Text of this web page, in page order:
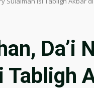
Da’i
Tabligh